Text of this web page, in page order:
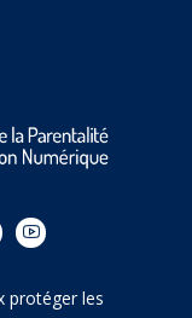
protéger les